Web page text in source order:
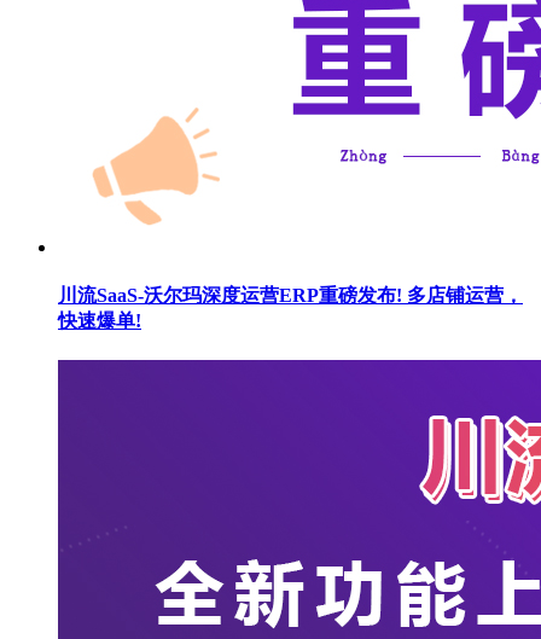
川流SaaS-沃尔玛深度运营ERP重磅发布! 多店铺运营，
快速爆单!